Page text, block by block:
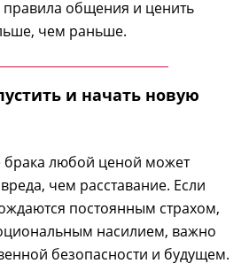
правила общения и ценить
чем раньше.
и начать новую
брака любой ценой может
чем расставание. Если
постоянным страхом,
насилием, важно
безопасности и будущем.